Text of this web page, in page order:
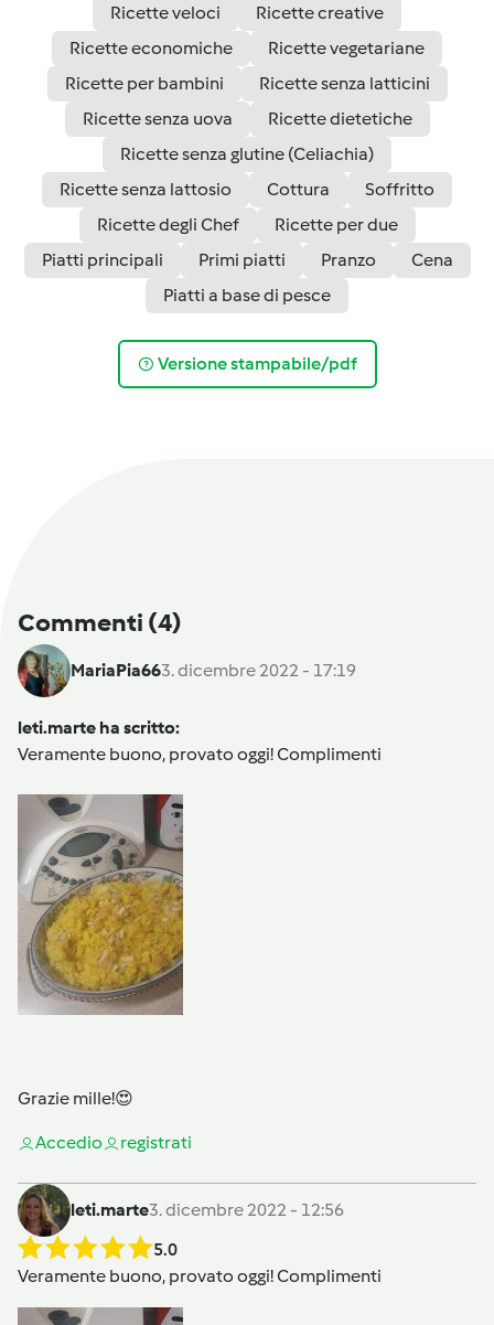
Ricette veloci
Ricette creative
Ricette economiche
Ricette vegetariane
Ricette per bambini
Ricette senza latticini
Ricette senza uova
Ricette dietetiche
Ricette senza glutine (Celiachia)
Ricette senza lattosio
Cottura
Soffritto
Ricette degli Chef
Ricette per due
Piatti principali
Primi piatti Pranzo
Cena
Piatti a base di pesce
Versione stampabile/pdf
Commenti (4)
MariaPia663. dicembre 2022 - 17:19
leti.marte ha scritto:
Veramente buono, provato oggi! Complimenti
Grazie mille!😍
Accedio registrati
leti.marte3. dicembre 2022 - 12:56
5.0
Veramente buono, provato oggi! Complimenti